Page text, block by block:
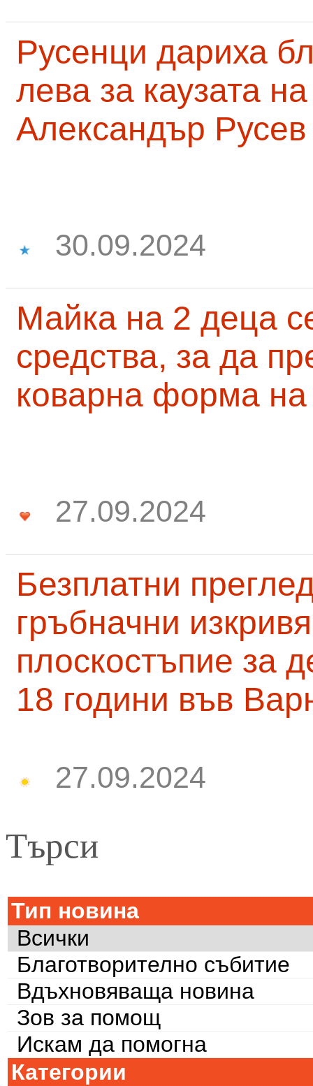
Русенци дариха
лева за каузата
Александър Русев
30.09.2024
Майка на 2 деца
средства, за да
коварна форма на
27.09.2024
Безплатни
гръбначни
плоскостъпие за
18 години във
27.09.2024
Търси
Тип новина
Всички
Благотворително събитие
Вдъхновяваща новина
Зов за помощ
Искам да помогна
Категории